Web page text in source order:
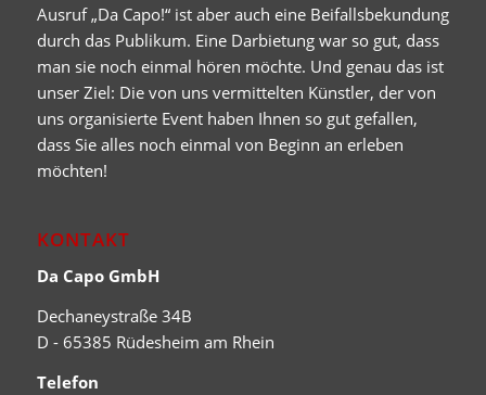
Ausruf „Da Capo!“ ist aber auch eine Beifallsbekundung
durch das Publikum. Eine Darbietung war so gut, dass
man sie noch einmal hören möchte. Und genau das ist
unser Ziel: Die von uns vermittelten Künstler, der von
uns organisierte Event haben Ihnen so gut gefallen,
dass Sie alles noch einmal von Beginn an erleben
möchten!
KONTAKT
Da Capo GmbH
Dechaneystraße 34B
D - 65385 Rüdesheim am Rhein
Telefon